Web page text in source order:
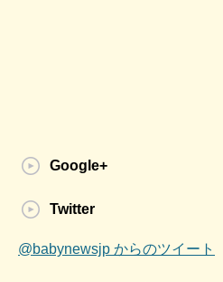
Google+
Twitter
@babynewsjp からのツイート